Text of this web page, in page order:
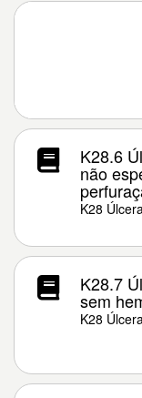
K28.6
não
K28
K28.7
sem
K28